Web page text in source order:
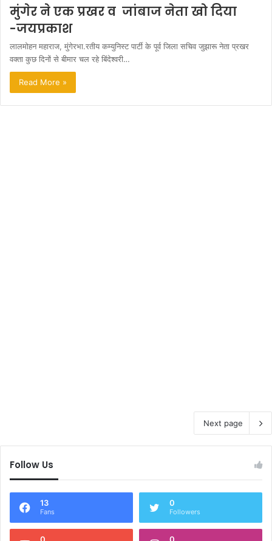
मुंगेर ने एक प्रखर व जांबाज नेता खो दिया
-जयप्रकाश
लालमोहन महाराज, मुंगेरभा.रतीय कम्युनिस्ट पार्टी के पूर्व जिला सचिव जुझारू नेता प्रखर
वक्ता कुछ दिनों से बीमार चल रहे बिंदेश्वरी…
Read More »
Next page
Follow Us
13
Fans
0
Followers
0 0